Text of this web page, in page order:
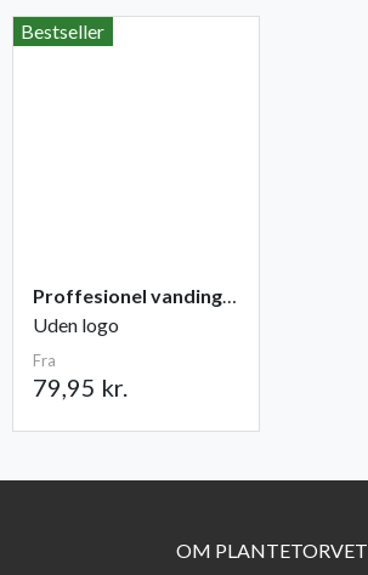
Bestseller
Proffesionel vandingspose 100 liter
Uden logo
Fra
79,95 kr.
OM PLANTETORVET